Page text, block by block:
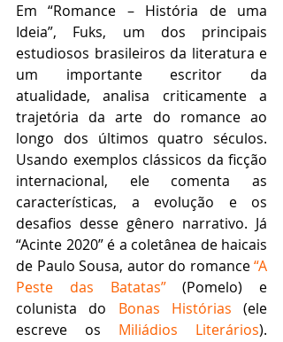
Em “Romance – História de uma
Ideia”, Fuks, um dos principais
estudiosos brasileiros da literatura e
um importante escritor da
atualidade, analisa criticamente a
trajetória da arte do romance ao
longo dos últimos quatro séculos.
Usando exemplos clássicos da ficção
internacional, ele comenta as
características, a evolução e os
desafios desse gênero narrativo. Já
“Acinte 2020” é a coletânea de haicais
de Paulo Sousa, autor do romance “A
Peste das Batatas” (Pomelo) e
colunista do Bonas Histórias (ele
escreve os Miliádios Literários).